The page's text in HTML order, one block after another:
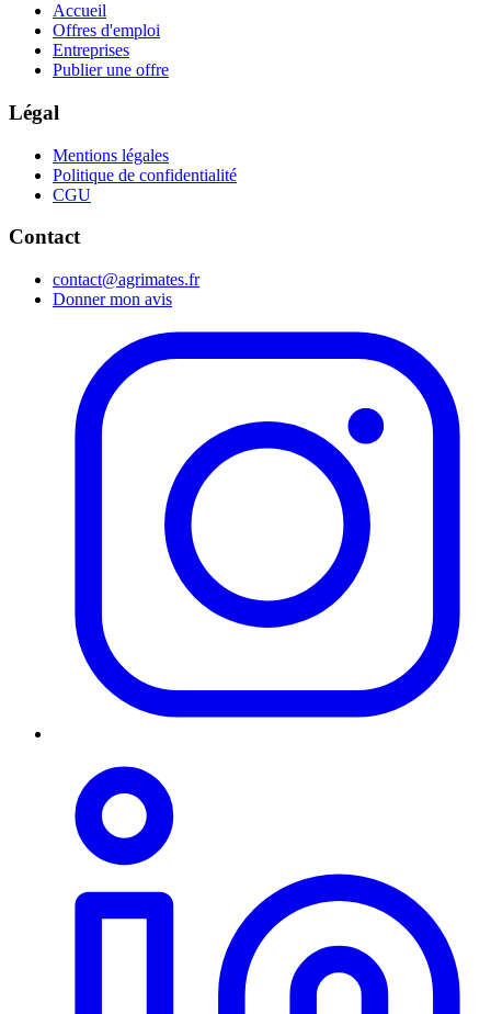
Accueil
Offres d'emploi
Entreprises
Publier une offre
Légal
Mentions légales
Politique de confidentialité
CGU
Contact
contact@agrimates.fr
Donner mon avis